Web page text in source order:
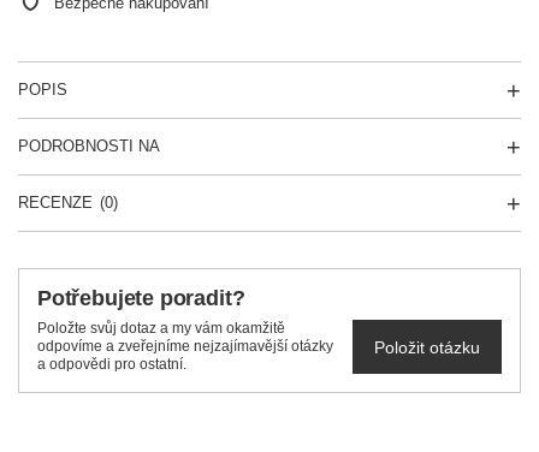
POPIS
PODROBNOSTI NA
RECENZE (0)
Potřebujete poradit?
Položte svůj dotaz a my vám okamžitě
odpovíme a zveřejníme nejzajímavější otázky
a odpovědi pro ostatní.
Položit otázku